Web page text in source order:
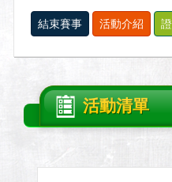
結束賽事 活動介紹
活動清單